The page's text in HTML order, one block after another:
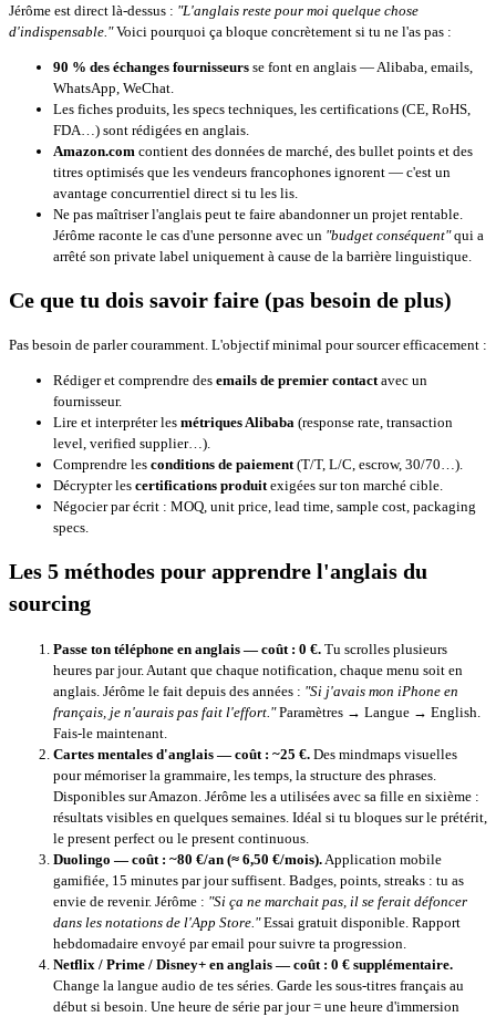
Jérôme est direct là-dessus : "L'anglais reste pour moi quelque chose
d'indispensable."Voici pourquoi ça bloque concrètement si tu ne l'as pas :
90 % des échanges fournisseurs se font en anglais — Alibaba, emails,
WhatsApp, WeChat.
Les fiches produits, les specs techniques, les certifications (CE, RoHS,
FDA…) sont rédigées en anglais.
Amazon.com contient des données de marché, des bullet points et des
titres optimisés que les vendeurs francophones ignorent — c'est un
avantage concurrentiel direct si tu les lis.
Ne pas maîtriser l'anglais peut te faire abandonner un projet rentable.
Jérôme raconte le cas d'une personne avec un "budget conséquent"qui a
arrêté son private label uniquement à cause de la barrière linguistique.
Ce que tu dois savoir faire (pas besoin de plus)
Pas besoin de parler couramment. L'objectif minimal pour sourcer efficacement :
Rédiger et comprendre des emails de premier contactavec un
fournisseur.
Lire et interpréter les métriques Alibaba (response rate, transaction
level, verified supplier…).
Comprendre les conditions de paiement(T/T, L/C, escrow, 30/70…).
Décrypter les certifications produitexigées sur ton marché cible.
Négocier par écrit : MOQ, unit price, lead time, sample cost, packaging
specs.
Les 5 méthodes pour apprendre l'anglais du
sourcing
Passe ton téléphone en anglais — coût : 0 €. Tu scrolles plusieurs
heures par jour. Autant que chaque notification, chaque menu soit en
anglais. Jérôme le fait depuis des années : "Si j'avais mon iPhone en
français, je n'aurais pas fait l'effort."Paramètres → Langue → English.
Fais-le maintenant.
Cartes mentales d'anglais — coût : ~25 €. Des mindmaps visuelles
pour mémoriser la grammaire, les temps, la structure des phrases.
Disponibles sur Amazon. Jérôme les a utilisées avec sa fille en sixième :
résultats visibles en quelques semaines. Idéal si tu bloques sur le prétérit,
le present perfect ou le present continuous.
Duolingo — coût : ~80 €/an (≈ 6,50 €/mois). Application mobile
gamifiée, 15 minutes par jour suffisent. Badges, points, streaks : tu as
envie de revenir. Jérôme : "Si ça ne marchait pas, il se ferait défoncer
dans les notations de l'App Store."Essai gratuit disponible. Rapport
hebdomadaire envoyé par email pour suivre ta progression.
Netflix / Prime / Disney+ en anglais — coût : 0 € supplémentaire.
Change la langue audio de tes séries. Garde les sous-titres français au
début si besoin. Une heure de série par jour = une heure d'immersion